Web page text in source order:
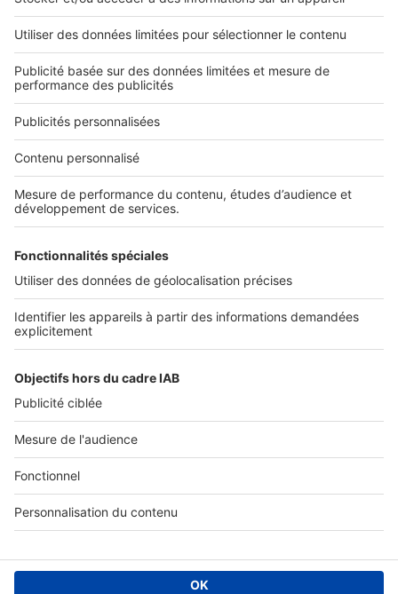
L'ENTREPRISE
Nous contacter
Nous recrutons
NOS APPLICATIONS
Découvrez nos applications
Tous nos services pro
Accès client
À DÉCOUVRIR
Annuaire des professionnels
Tout l'immobilier
Toutes les villes
Tous les départements
Toutes les régions
SeLoger © 1992 - 2023
Annonces Immobilières
Paramétrer mes cookies
Conditions Générales d'Utilisation